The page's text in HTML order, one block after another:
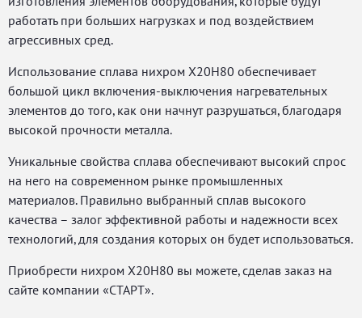
работать при больших нагрузках и под воздействием
агрессивных сред.
Использование сплава нихром Х20Н80 обеспечивает
большой цикл включения-выключения нагревательных
элементов до того, как они начнут разрушаться, благодаря
высокой прочности металла.
Уникальные свойства сплава обеспечивают высокий спрос
на него на современном рынке промышленных
материалов. Правильно выбранный сплав высокого
качества – залог эффективной работы и надежности всех
технологий, для создания которых он будет использоваться.
Приобрести нихром Х20Н80 вы можете, сделав заказ на
сайте компании «СТАРТ».